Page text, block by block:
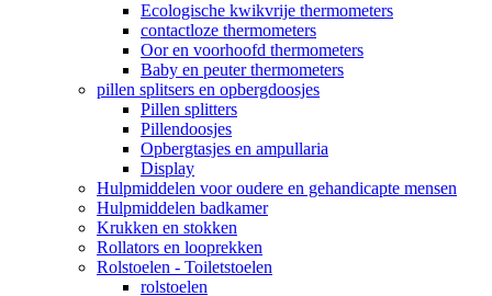
Ecologische kwikvrije thermometers
contactloze thermometers
Oor en voorhoofd thermometers
Baby en peuter thermometers
pillen splitsers en opbergdoosjes
Pillen splitters
Pillendoosjes
Opbergtasjes en ampullaria
Display
Hulpmiddelen voor oudere en gehandicapte mensen
Hulpmiddelen badkamer
Krukken en stokken
Rollators en looprekken
Rolstoelen - Toiletstoelen
rolstoelen